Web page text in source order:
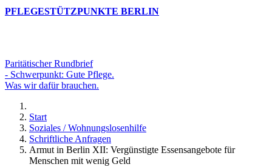
PFLEGESTÜTZPUNKTE BERLIN
Paritätischer Rundbrief
- Schwerpunkt: Gute Pflege.
Was wir dafür brauchen.
Start
Soziales / Wohnungslosenhilfe
Schriftliche Anfragen
Armut in Berlin XII: Vergünstigte Essensangebote für
Menschen mit wenig Geld